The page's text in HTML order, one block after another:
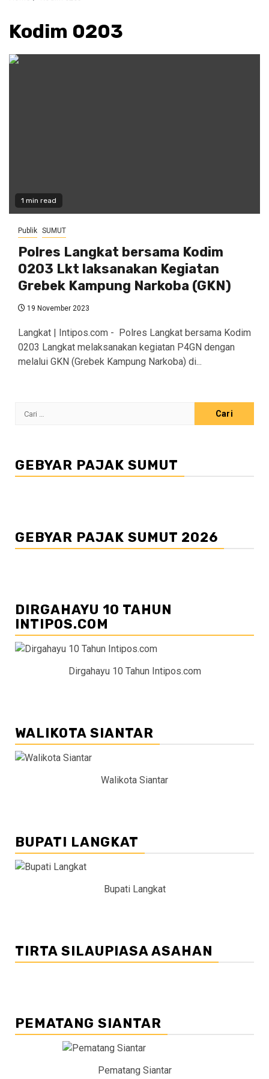
Kodim 0203
1 min read
Publik SUMUT
Polres Langkat bersama Kodim
0203 Lkt laksanakan Kegiatan
Grebek Kampung Narkoba (GKN)
19 November 2023
Langkat | Intipos.com - Polres Langkat bersama Kodim
0203 Langkat melaksanakan kegiatan P4GN dengan
melalui GKN (Grebek Kampung Narkoba) di...
Cari
GEBYAR PAJAK SUMUT
GEBYAR PAJAK SUMUT 2026
DIRGAHAYU 10 TAHUN
INTIPOS.COM
Dirgahayu 10 Tahun Intipos.com
WALIKOTA SIANTAR
Walikota Siantar
BUPATI LANGKAT
Bupati Langkat
TIRTA SILAUPIASA ASAHAN
PEMATANG SIANTAR
Pematang Siantar